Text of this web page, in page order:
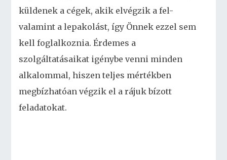
küldenek a cégek, akik elvégzik a fel-
valamint a lepakolást, így Önnek ezzel sem
kell foglalkoznia. Érdemes a
szolgáltatásaikat igénybe venni minden
alkalommal, hiszen teljes mértékben
megbízhatóan végzik el a rájuk bízott
feladatokat.